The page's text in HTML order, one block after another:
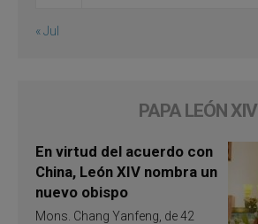
« Jul
PAPA LEÓN XIV
En virtud del acuerdo con
China, León XIV nombra un
nuevo obispo
Mons. Chang Yanfeng, de 42